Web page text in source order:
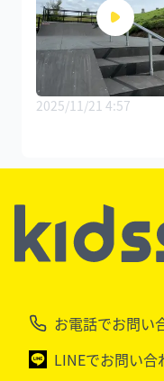
2025/11/21 4:57
お電話でお問い
LINEでお問い合